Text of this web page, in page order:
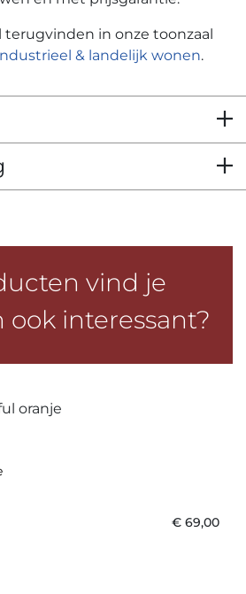
terugvinden in onze toonzaal
& landelijk wonen.
vind je
ook interessant?
€ 69,00